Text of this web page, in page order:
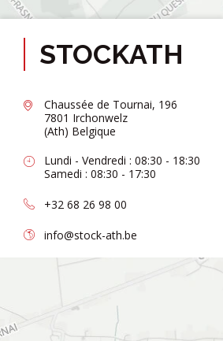
STOCKATH
Chaussée de Tournai, 196
7801 Irchonwelz
(Ath) Belgique
Lundi - Vendredi : 08:30 - 18:30
Samedi : 08:30 - 17:30
+32 68 26 98 00
info@stock-ath.be